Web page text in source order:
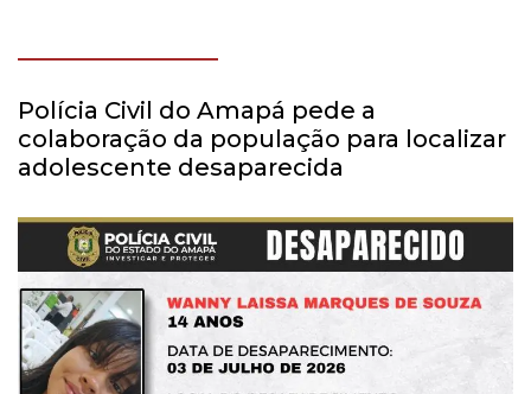
Polícia Civil do Amapá pede a
colaboração da população para localizar
adolescente desaparecida